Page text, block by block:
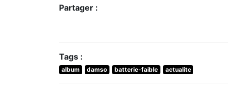
Partager :
Tags :
album damso batterie-faible actualite